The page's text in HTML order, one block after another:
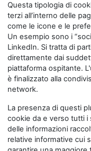
Questa tipologia di
terzi all’interno delle
come le icone e le
Un esempio sono i
LinkedIn. Si tratta di
direttamente dai
piattaforma ospitante.
è finalizzato alla
network.
La presenza di questi
cookie da e verso tutti i
delle informazioni
relative informative cui